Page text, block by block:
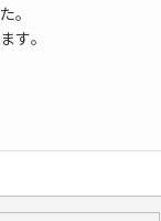
。
す。